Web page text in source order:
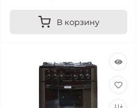
В корзину